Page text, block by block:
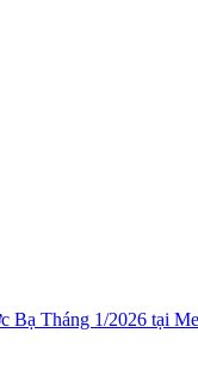
Tháng 1/2026 tại